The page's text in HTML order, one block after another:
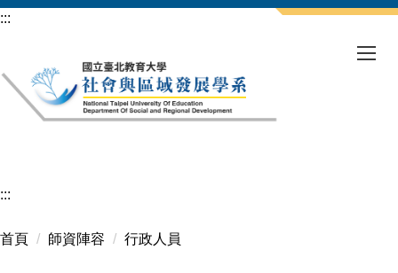
跳
要
內
:::
:::
首頁 師資陣容 行政人員